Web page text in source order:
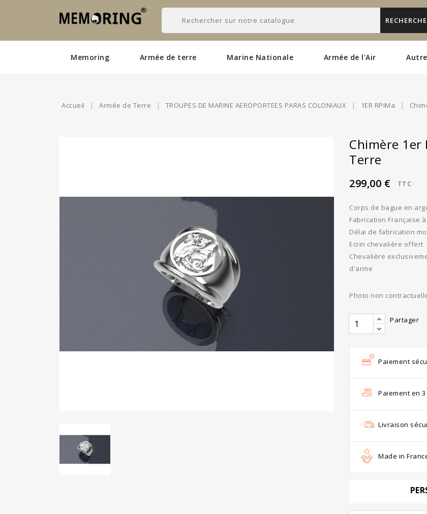
Memoring Armée de terre Marine Nationale Armée de l'Air
Accueil Armée de Terre TROUPES DE MARINE AEROPORTEES PARAS COLONIAUX 1ER RPIMa
Chimère 1er
Terre
299,00 € TTC
Corps de bague en
Fabrication Française
Délai de fabrication
Ecrin chevalière offert
Chevalière
d'arme
Photo non
Partager
Paiement
Paiement en
Livraison
Made in